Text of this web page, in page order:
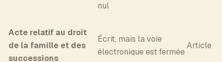
nul
Acte relatif au droit
de la famille et des
successions
Écrit, mais la voie
électronique est fermée
Article